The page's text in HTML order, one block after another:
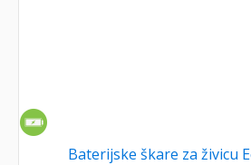
Baterijske škare za živicu